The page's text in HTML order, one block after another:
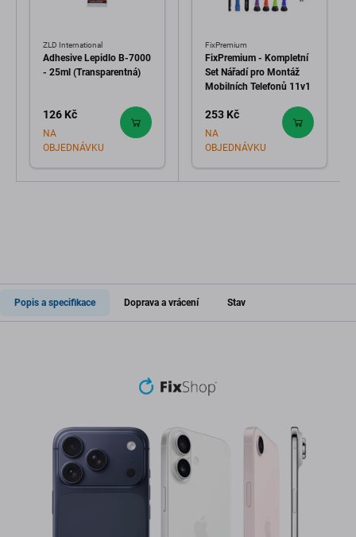
ZLD International
Adhesive Lepidlo B-7000
- 25ml (Transparentná)
126 Kč
NA
OBJEDNÁVKU
FixPremium
FixPremium - Kompletní
Set Nářadí pro Montáž
Mobilních Telefonů 11v1
253 Kč
NA
OBJEDNÁVKU
Popis a specifikace Doprava a vrácení Stav